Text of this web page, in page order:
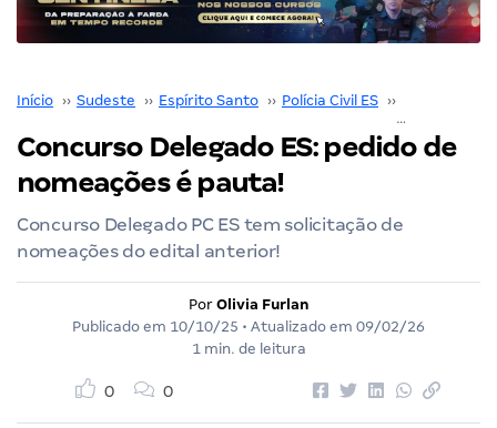
Início ›› Sudeste ›› Espírito Santo ›› Polícia Civil ES ››
Concurso Delegado ES: pedido de
nomeações é pauta!
Concurso Delegado PC ES tem solicitação de
nomeações do edital anterior!
Por Olivia Furlan
Publicado em 10/10/25 • Atualizado em 09/02/26
1 min. de leitura
0 0